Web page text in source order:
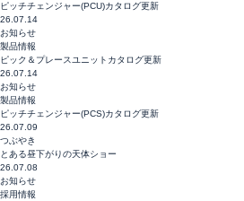
生産終了・後継機種
取扱店
トピックス
ピッチチェンジャー(PCU)カタログ更新
26.07.14
お知らせ
製品情報
ピック＆プレースユニットカタログ更新
26.07.14
お知らせ
製品情報
ピッチチェンジャー(PCS)カタログ更新
26.07.09
つぶやき
とある昼下がりの天体ショー
26.07.08
お知らせ
採用情報